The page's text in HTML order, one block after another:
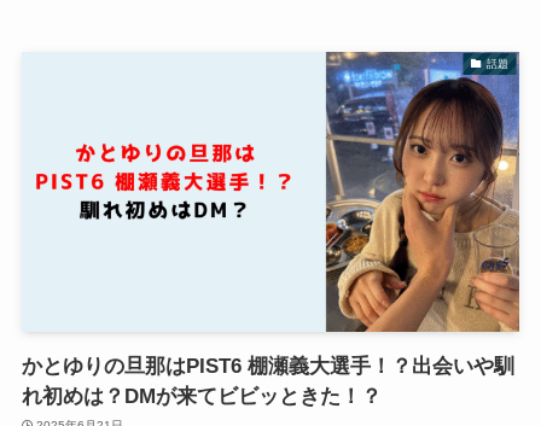
話題
かとゆりの旦那はPIST6 棚瀬義大選手！？出会いや馴
れ初めは？DMが来てビビッときた！？